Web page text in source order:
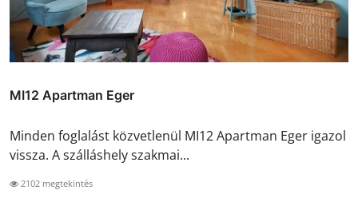
MI12 Apartman Eger
Minden foglalást közvetlenül MI12 Apartman Eger igazol
vissza. A szálláshely szakmai...
2102 megtekintés